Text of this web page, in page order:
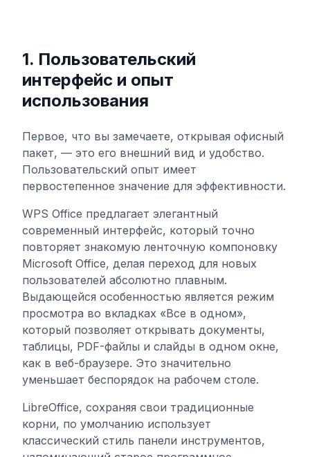
1. Пользовательский
интерфейс и опыт
использования
Первое, что вы замечаете, открывая офисный
пакет, — это его внешний вид и удобство.
Пользовательский опыт имеет
первостепенное значение для эффективности.
WPS Office предлагает элегантный
современный интерфейс, который точно
повторяет знакомую ленточную компоновку
Microsoft Office, делая переход для новых
пользователей абсолютно плавным.
Выдающейся особенностью является режим
просмотра во вкладках «Все в одном»,
который позволяет открывать документы,
таблицы, PDF-файлы и слайды в одном окне,
как в веб-браузере. Это значительно
уменьшает беспорядок на рабочем столе.
LibreOffice, сохраняя свои традиционные
корни, по умолчанию использует
классический стиль панели инструментов,